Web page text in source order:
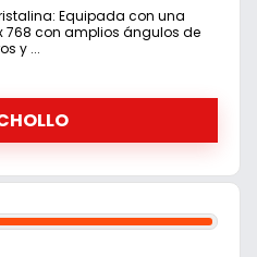
Equipada con una
768 con amplios ángulos de
y ...